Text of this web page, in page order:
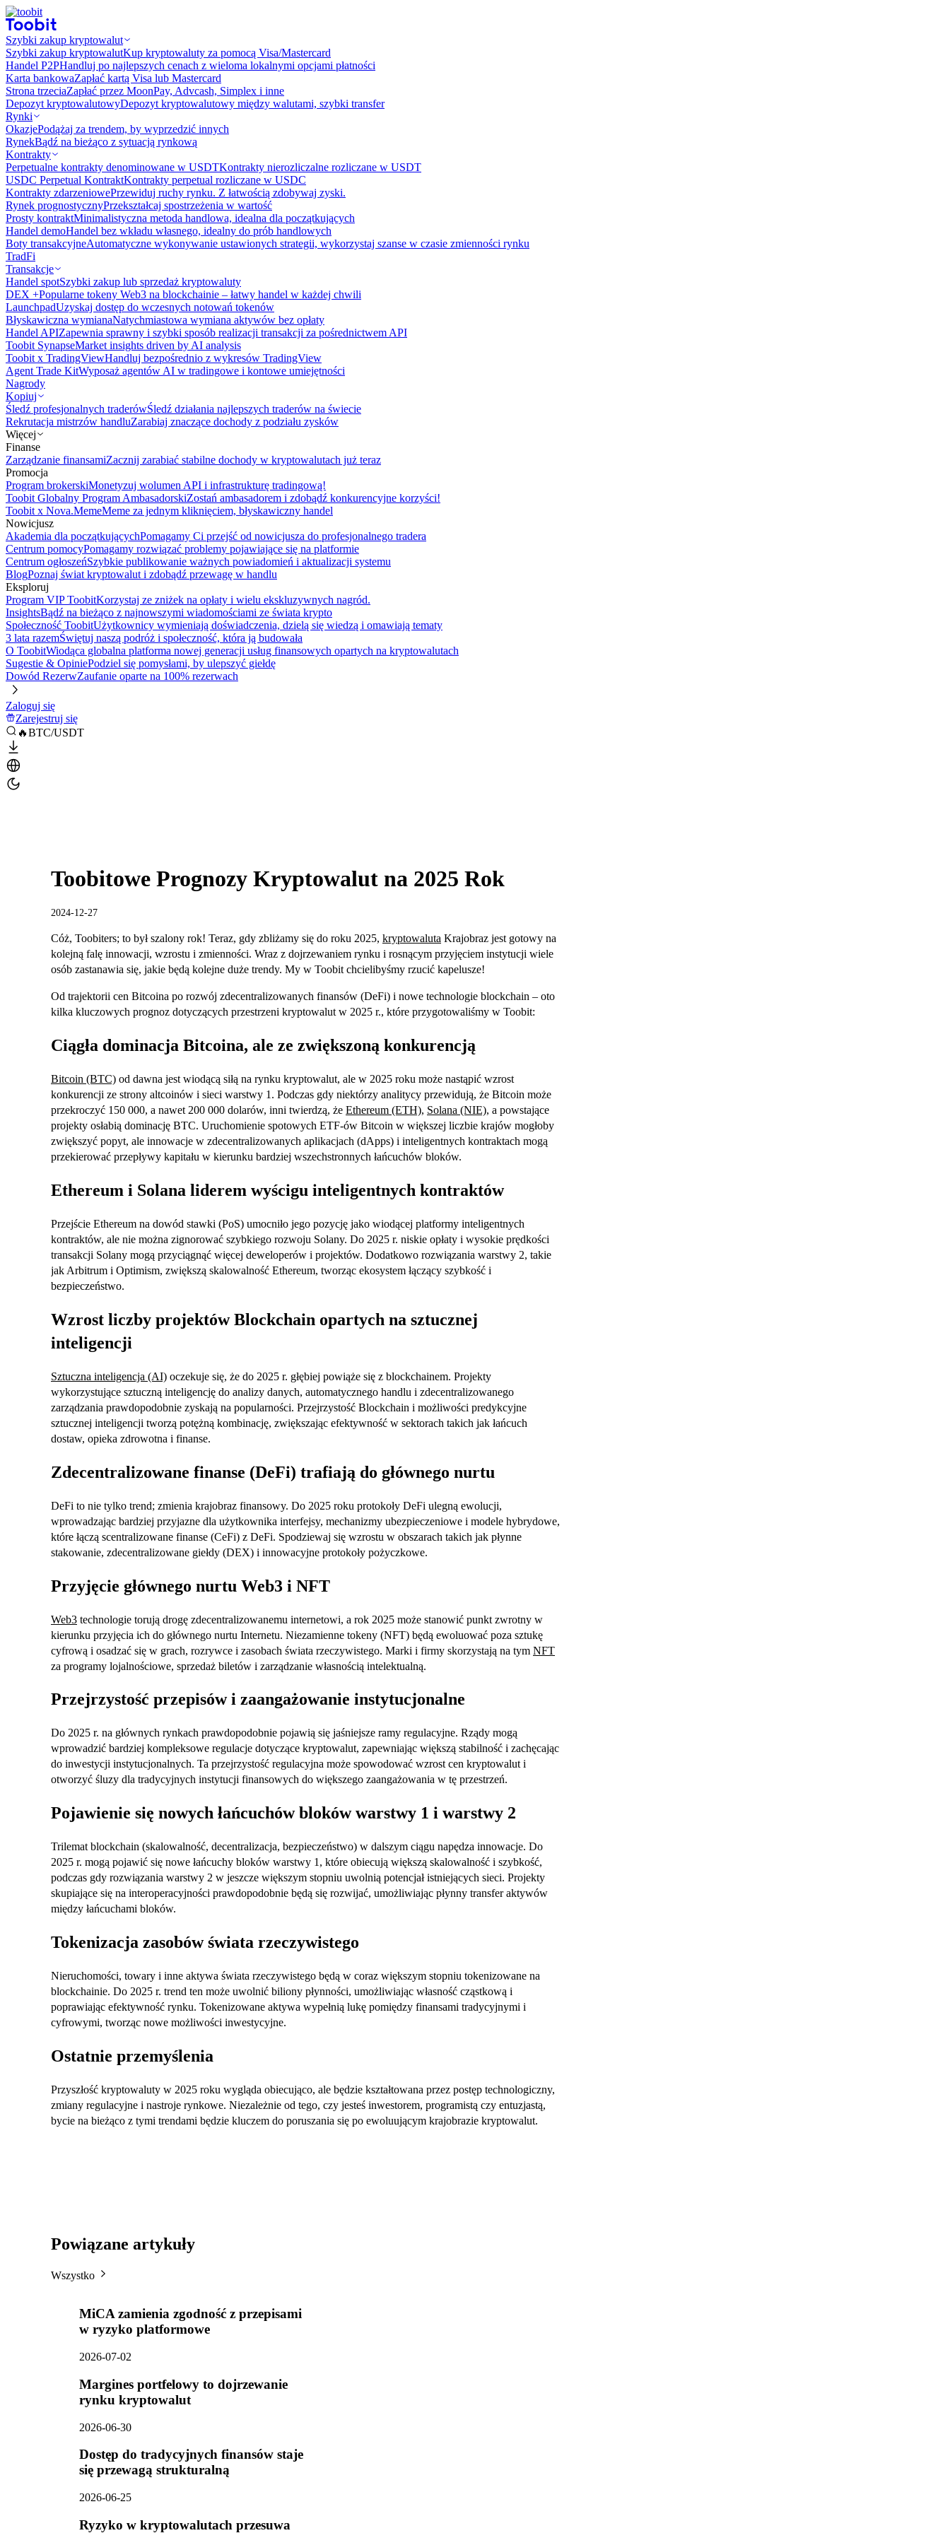
Szybki zakup kryptowalut
Szybki zakup kryptowalutKup kryptowaluty za pomocą Visa/Mastercard
Handel P2PHandluj po najlepszych cenach z wieloma lokalnymi opcjami płatności
Karta bankowaZapłać kartą Visa lub Mastercard
Strona trzeciaZapłać przez MoonPay, Advcash, Simplex i inne
Depozyt kryptowalutowyDepozyt kryptowalutowy między walutami, szybki transfer
Rynki
OkazjePodążaj za trendem, by wyprzedzić innych
RynekBądź na bieżąco z sytuacją rynkową
Kontrakty
Perpetualne kontrakty denominowane w USDTKontrakty nierozliczalne rozliczane w USDT
USDC Perpetual KontraktKontrakty perpetual rozliczane w USDC
Kontrakty zdarzeniowePrzewiduj ruchy rynku. Z łatwością zdobywaj zyski.
Rynek prognostyczny​​Przekształcaj spostrzeżenia w wartość
Prosty kontraktMinimalistyczna metoda handlowa, idealna dla początkujących
Handel demoHandel bez wkładu własnego, idealny do prób handlowych
Boty transakcyjneAutomatyczne wykonywanie ustawionych strategii, wykorzystaj szanse w czasie zmienności rynku
TradFi
Transakcje
Handel spotSzybki zakup lub sprzedaż kryptowaluty
DEX +Popularne tokeny Web3 na blockchainie – łatwy handel w każdej chwili
LaunchpadUzyskaj dostęp do wczesnych notowań tokenów
Błyskawiczna wymianaNatychmiastowa wymiana aktywów bez opłaty
Handel APIZapewnia sprawny i szybki sposób realizacji transakcji za pośrednictwem API
Toobit SynapseMarket insights driven by AI analysis
Toobit x TradingViewHandluj bezpośrednio z wykresów TradingView
Agent Trade KitWyposaż agentów AI w tradingowe i kontowe umiejętności
Nagrody
Kopiuj
Śledź profesjonalnych traderówŚledź działania najlepszych traderów na świecie
Rekrutacja mistrzów handluZarabiaj znaczące dochody z podziału zysków
Więcej
Finanse
Zarządzanie finansamiZacznij zarabiać stabilne dochody w kryptowalutach już teraz
Promocja
Program brokerskiMonetyzuj wolumen API i infrastrukturę tradingową!
Toobit Globalny Program AmbasadorskiZostań ambasadorem i zdobądź konkurencyjne korzyści!
Toobit x Nova.MemeMeme za jednym kliknięciem, błyskawiczny handel
Nowicjusz
Akademia dla początkującychPomagamy Ci przejść od nowicjusza do profesjonalnego tradera
Centrum pomocyPomagamy rozwiązać problemy pojawiające się na platformie
Centrum ogłoszeńSzybkie publikowanie ważnych powiadomień i aktualizacji systemu
BlogPoznaj świat kryptowalut i zdobądź przewagę w handlu
Eksploruj
Program VIP ToobitKorzystaj ze zniżek na opłaty i wielu ekskluzywnych nagród.
InsightsBądź na bieżąco z najnowszymi wiadomościami ze świata krypto
Społeczność ToobitUżytkownicy wymieniają doświadczenia, dzielą się wiedzą i omawiają tematy
3 lata razemŚwiętuj naszą podróż i społeczność, która ją budowała
O ToobitWiodąca globalna platforma nowej generacji usług finansowych opartych na kryptowalutach
Sugestie & OpiniePodziel się pomysłami, by ulepszyć giełdę
Dowód RezerwZaufanie oparte na 100% rezerwach
Zaloguj się
Zarejestruj się
🔥BTC/USDT
Toobitowe Prognozy Kryptowalut na 2025 Rok
2024-12-27
Cóż, Toobiters; to był szalony rok! Teraz, gdy zbliżamy się do roku 2025, kryptowaluta Krajobraz jest gotowy na
kolejną falę innowacji, wzrostu i zmienności. Wraz z dojrzewaniem rynku i rosnącym przyjęciem instytucji wiele
osób zastanawia się, jakie będą kolejne duże trendy. My w Toobit chcielibyśmy rzucić kapelusze!
Od trajektorii cen Bitcoina po rozwój zdecentralizowanych finansów (DeFi) i nowe technologie blockchain – oto
kilka kluczowych prognoz dotyczących przestrzeni kryptowalut w 2025 r., które przygotowaliśmy w Toobit:
Ciągła dominacja Bitcoina, ale ze zwiększoną konkurencją
Bitcoin (BTC) od dawna jest wiodącą siłą na rynku kryptowalut, ale w 2025 roku może nastąpić wzrost
konkurencji ze strony altcoinów i sieci warstwy 1. Podczas gdy niektórzy analitycy przewidują, że Bitcoin może
przekroczyć 150 000, a nawet 200 000 dolarów, inni twierdzą, że Ethereum (ETH), Solana (NIE), a powstające
projekty osłabią dominację BTC. Uruchomienie spotowych ETF-ów Bitcoin w większej liczbie krajów mogłoby
zwiększyć popyt, ale innowacje w zdecentralizowanych aplikacjach (dApps) i inteligentnych kontraktach mogą
przekierować przepływy kapitału w kierunku bardziej wszechstronnych łańcuchów bloków.
Ethereum i Solana liderem wyścigu inteligentnych kontraktów
Przejście Ethereum na dowód stawki (PoS) umocniło jego pozycję jako wiodącej platformy inteligentnych
kontraktów, ale nie można zignorować szybkiego rozwoju Solany. Do 2025 r. niskie opłaty i wysokie prędkości
transakcji Solany mogą przyciągnąć więcej deweloperów i projektów. Dodatkowo rozwiązania warstwy 2, takie
jak Arbitrum i Optimism, zwiększą skalowalność Ethereum, tworząc ekosystem łączący szybkość i
bezpieczeństwo.
Wzrost liczby projektów Blockchain opartych na sztucznej
inteligencji
Sztuczna inteligencja (AI) oczekuje się, że do 2025 r. głębiej powiąże się z blockchainem. Projekty
wykorzystujące sztuczną inteligencję do analizy danych, automatycznego handlu i zdecentralizowanego
zarządzania prawdopodobnie zyskają na popularności. Przejrzystość Blockchain i możliwości predykcyjne
sztucznej inteligencji tworzą potężną kombinację, zwiększając efektywność w sektorach takich jak łańcuch
dostaw, opieka zdrowotna i finanse.
Zdecentralizowane finanse (DeFi) trafiają do głównego nurtu
DeFi to nie tylko trend; zmienia krajobraz finansowy. Do 2025 roku protokoły DeFi ulegną ewolucji,
wprowadzając bardziej przyjazne dla użytkownika interfejsy, mechanizmy ubezpieczeniowe i modele hybrydowe,
które łączą scentralizowane finanse (CeFi) z DeFi. Spodziewaj się wzrostu w obszarach takich jak płynne
stakowanie, zdecentralizowane giełdy (DEX) i innowacyjne protokoły pożyczkowe.
Przyjęcie głównego nurtu Web3 i NFT
Web3 technologie torują drogę zdecentralizowanemu internetowi, a rok 2025 może stanowić punkt zwrotny w
kierunku przyjęcia ich do głównego nurtu Internetu. Niezamienne tokeny (NFT) będą ewoluować poza sztukę
cyfrową i osadzać się w grach, rozrywce i zasobach świata rzeczywistego. Marki i firmy skorzystają na tym NFT
za programy lojalnościowe, sprzedaż biletów i zarządzanie własnością intelektualną.
Przejrzystość przepisów i zaangażowanie instytucjonalne
Do 2025 r. na głównych rynkach prawdopodobnie pojawią się jaśniejsze ramy regulacyjne. Rządy mogą
wprowadzić bardziej kompleksowe regulacje dotyczące kryptowalut, zapewniając większą stabilność i zachęcając
do inwestycji instytucjonalnych. Ta przejrzystość regulacyjna może spowodować wzrost cen kryptowalut i
otworzyć śluzy dla tradycyjnych instytucji finansowych do większego zaangażowania w tę przestrzeń.
Pojawienie się nowych łańcuchów bloków warstwy 1 i warstwy 2
Trilemat blockchain (skalowalność, decentralizacja, bezpieczeństwo) w dalszym ciągu napędza innowacje. Do
2025 r. mogą pojawić się nowe łańcuchy bloków warstwy 1, które obiecują większą skalowalność i szybkość,
podczas gdy rozwiązania warstwy 2 w jeszcze większym stopniu uwolnią potencjał istniejących sieci. Projekty
skupiające się na interoperacyjności prawdopodobnie będą się rozwijać, umożliwiając płynny transfer aktywów
między łańcuchami bloków.
Tokenizacja zasobów świata rzeczywistego
Nieruchomości, towary i inne aktywa świata rzeczywistego będą w coraz większym stopniu tokenizowane na
blockchainie. Do 2025 r. trend ten może uwolnić biliony płynności, umożliwiając własność cząstkową i
poprawiając efektywność rynku. Tokenizowane aktywa wypełnią lukę pomiędzy finansami tradycyjnymi i
cyfrowymi, tworząc nowe możliwości inwestycyjne.
Ostatnie przemyślenia
Przyszłość kryptowaluty w 2025 roku wygląda obiecująco, ale będzie kształtowana przez postęp technologiczny,
zmiany regulacyjne i nastroje rynkowe. Niezależnie od tego, czy jesteś inwestorem, programistą czy entuzjastą,
bycie na bieżąco z tymi trendami będzie kluczem do poruszania się po ewoluującym krajobrazie kryptowalut.
Powiązane artykuły
Wszystko
MiCA zamienia zgodność z przepisami
w ryzyko platformowe
2026-07-02
Margines portfelowy to dojrzewanie
rynku kryptowalut
2026-06-30
Dostęp do tradycyjnych finansów staje
się przewagą strukturalną
2026-06-25
Ryzyko w kryptowalutach przesuwa